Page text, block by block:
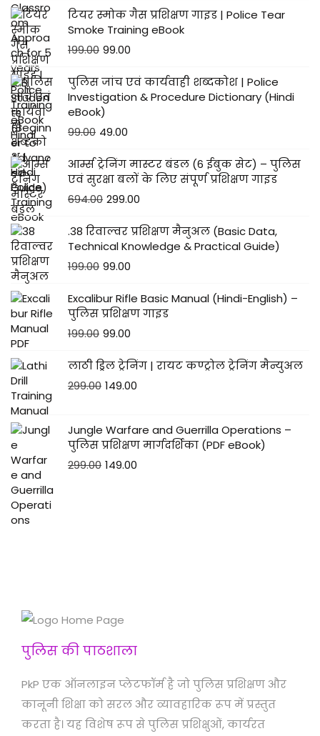
टियर स्मोक गैस प्रशिक्षण गाइड | Police Tear
Smoke Training eBook
199.00 99.00
पुलिस जांच एवं कार्यवाही शब्दकोश | Police
Investigation & Procedure Dictionary (Hindi
eBook)
99.00 49.00
आर्म्स ट्रेनिंग मास्टर बंडल (6 ईबुक सेट) – पुलिस
एवं सुरक्षा बलों के लिए संपूर्ण प्रशिक्षण गाइड
694.00 299.00
.38 रिवाल्वर प्रशिक्षण मैनुअल (Basic Data,
Technical Knowledge & Practical Guide)
199.00 99.00
Excalibur Rifle Basic Manual (Hindi-English) –
पुलिस प्रशिक्षण गाइड
199.00 99.00
लाठी ड्रिल ट्रेनिंग | रायट कण्ट्रोल ट्रेनिंग मैन्युअल
299.00 149.00
Jungle Warfare and Guerrilla Operations –
पुलिस प्रशिक्षण मार्गदर्शिका (PDF eBook)
299.00 149.00
पुलिस की पाठशाला
PkP एक ऑनलाइन प्लेटफॉर्म है जो पुलिस प्रशिक्षण और
कानूनी शिक्षा को सरल और व्यावहारिक रूप में प्रस्तुत
करता है। यह विशेष रूप से पुलिस प्रशिक्षुओं, कार्यरत